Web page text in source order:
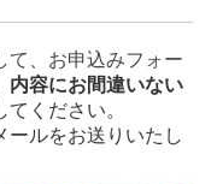
て、お申込みフォー
内容にお間違いない
てください。
ールをお送りいたし